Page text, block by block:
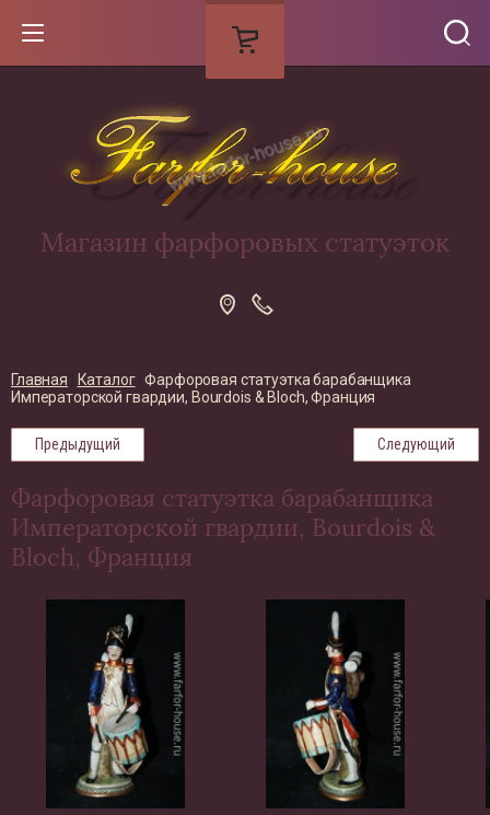
Магазин фарфоровых статуэток
Главная Каталог | Фарфоровая статуэтка барабанщика
Императорской гвардии, Bourdois & Bloch, Франция
Предыдущий Следующий
Фарфоровая статуэтка барабанщика
Императорской гвардии, Bourdois &
Bloch, Франция